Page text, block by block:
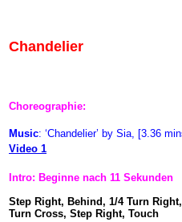
Chandelier
Choreographie:
Music: ‘Chandelier’ by Sia, [3.36
Video 1
Intro: Beginne nach 11 Sekunden
Step Right, Behind, 1/4 Turn
Turn Cross, Step Right, Touch